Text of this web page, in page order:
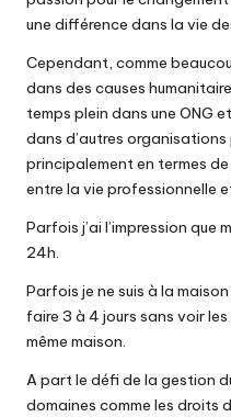
une différence dans la vie
Cependant, comme
dans des causes
temps plein dans une ONG
dans d’autres organisations
principalement en termes
entre la vie professionnelle
Parfois j’ai l’impression que
24h.
Parfois je ne suis à la
faire 3 à 4 jours sans voir
même maison.
A part le défi de la gestion
domaines comme les droits